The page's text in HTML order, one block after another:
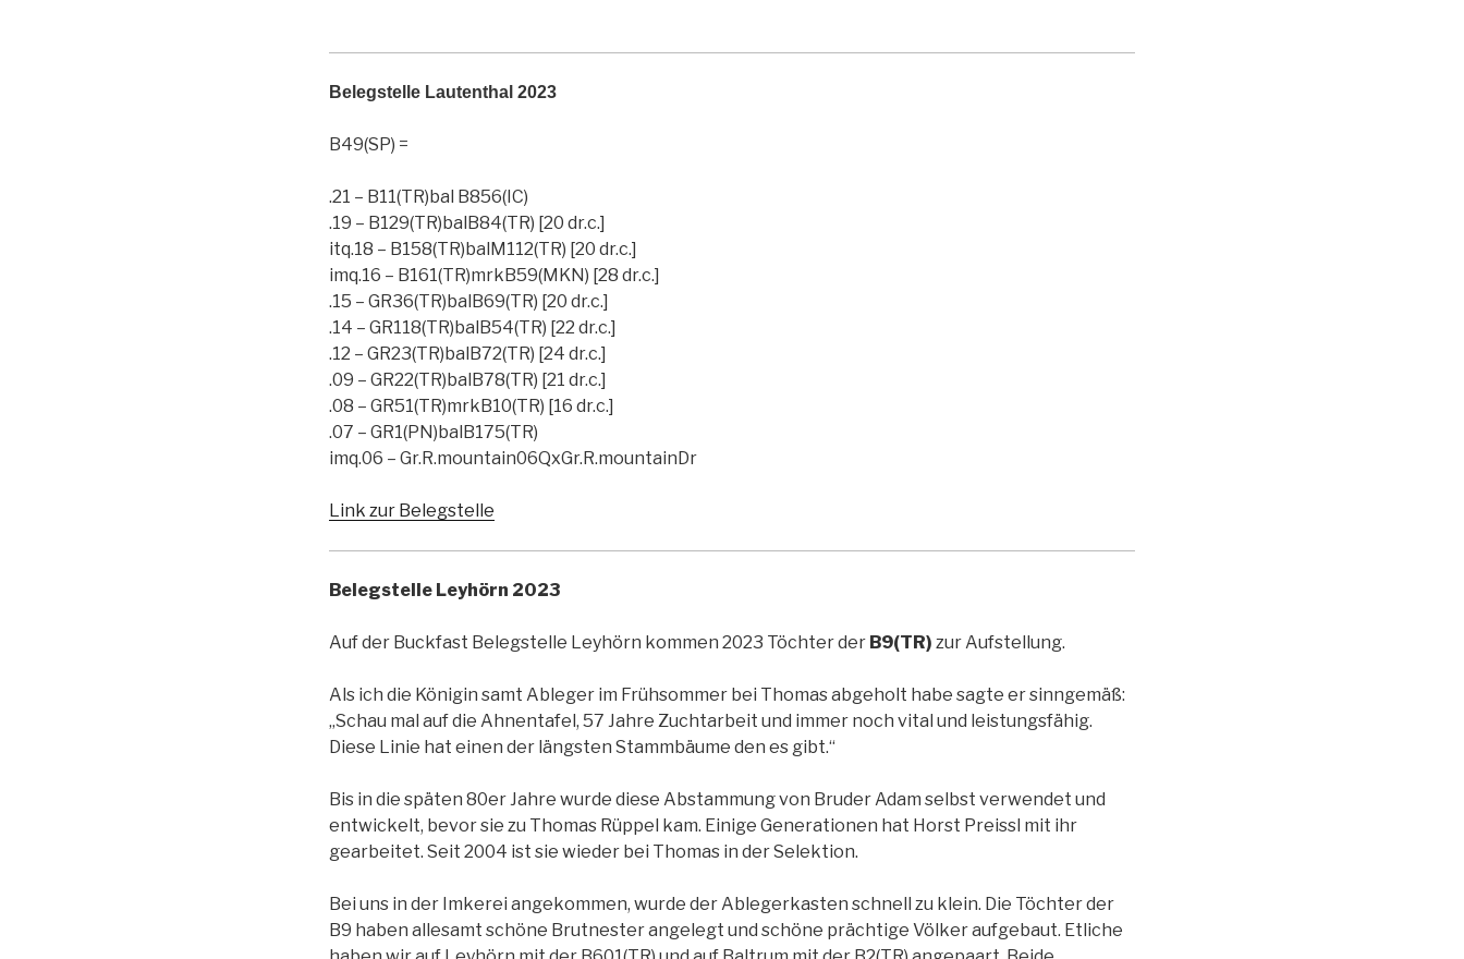
Belegstelle Lautenthal 2023
B49(SP) =
.21 – B11(TR)bal B856(IC)
.19 – B129(TR)balB84(TR) [20 dr.c.]
itq.18 – B158(TR)balM112(TR) [20 dr.c.]
imq.16 – B161(TR)mrkB59(MKN) [28 dr.c.]
.15 – GR36(TR)balB69(TR) [20 dr.c.]
.14 – GR118(TR)balB54(TR) [22 dr.c.]
.12 – GR23(TR)balB72(TR) [24 dr.c.]
.09 – GR22(TR)balB78(TR) [21 dr.c.]
.08 – GR51(TR)mrkB10(TR) [16 dr.c.]
.07 – GR1(PN)balB175(TR)
imq.06 – Gr.R.mountain06QxGr.R.mountainDr
Link zur Belegstelle
Belegstelle Leyhörn 2023
Auf der Buckfast Belegstelle Leyhörn kommen 2023 Töchter der B9(TR) zur Aufstellung.
Als ich die Königin samt Ableger im Frühsommer bei Thomas abgeholt habe sagte er sinngemäß:
„Schau mal auf die Ahnentafel, 57 Jahre Zuchtarbeit und immer noch vital und leistungsfähig.
Diese Linie hat einen der längsten Stammbäume den es gibt.“
Bis in die späten 80er Jahre wurde diese Abstammung von Bruder Adam selbst verwendet und
entwickelt, bevor sie zu Thomas Rüppel kam. Einige Generationen hat Horst Preissl mit ihr
gearbeitet. Seit 2004 ist sie wieder bei Thomas in der Selektion.
Bei uns in der Imkerei angekommen, wurde der Ablegerkasten schnell zu klein. Die Töchter der
B9 haben allesamt schöne Brutnester angelegt und schöne prächtige Völker aufgebaut. Etliche